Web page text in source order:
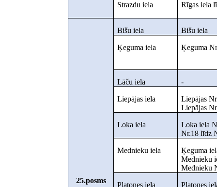
Strazdu iela Rīgas iela
25.posms
Bišu iela Bišu iela
Ķeguma iela Ķeguma
Lāču iela -
Liepājas iela
Liepājas
Liepājas
Loka iela
Loka iela
Nr.18 līdz
Mednieku iela
Ķeguma
Mednieku
Mednieku
Platones iela Platones